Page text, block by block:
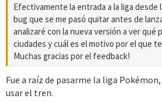
Efectivamente la entrada a la liga desde
bug que se me pasó quitar antes de
analizaré con la nueva versión a ver qué
ciudades y cuál es el motivo por el que
Muchas gracias por el feedback!
Fue a raíz de pasarme la liga
usar el tren.